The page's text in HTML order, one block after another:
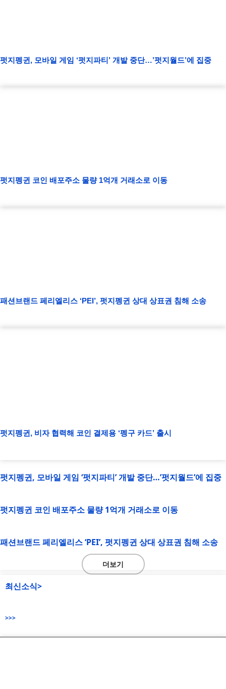
펏지펭귄, 모바일 게임 ‘펏지파티’ 개발 중단…’펏지월드’에 집중
펏지펭귄 코인 배포주소 물량 1억개 거래소로 이동
패션브랜드 페리엘리스 ‘PEI’, 펏지펭귄 상대 상표권 침해 소송
펏지펭귄, 비자 협력해 코인 결제용 ‘펭구 카드’ 출시
펏지펭귄, 모바일 게임 ‘펏지파티’ 개발 중단…’펏지월드’에 집중
펏지펭귄 코인 배포주소 물량 1억개 거래소로 이동
패션브랜드 페리엘리스 ‘PEI’, 펏지펭귄 상대 상표권 침해 소송
더보기
최신소식>
>>>